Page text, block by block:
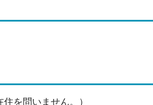
を問いません。）